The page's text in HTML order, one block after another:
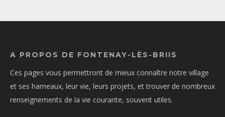
A PROPOS DE FONTENAY-LÈS-BRIIS
Ces pages vous permettront de mieux connaître notre village
et ses hameaux, leur vie, leurs projets, et trouver de nombreux
renseignements de la vie courante, souvent utiles.